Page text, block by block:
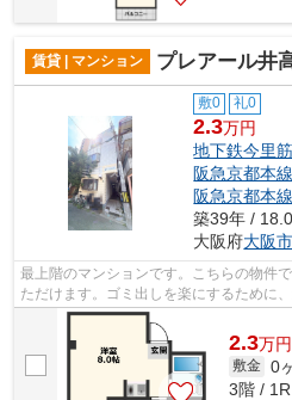
賃貸 | マンション プレアール井
敷0 礼0
2.3万円
地下鉄今里
阪急京都本線
阪急京都本線
築39年 /
大阪府大阪
最上階のマンションです。こちらの物件
ただけます。ゴミ出しを楽にするために
を共用部に設置しています。揺れに強...
2.3万円
敷金 0
3階 /